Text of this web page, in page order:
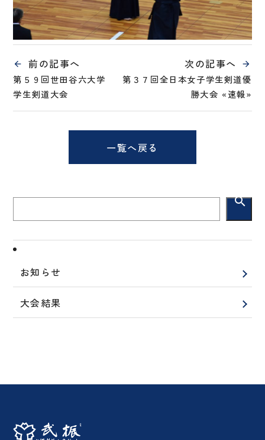
前の記事へ
第５９回世田谷六大学
学生剣道大会
次の記事へ
第３７回全日本女子学生剣道優
勝大会 «速報»
一覧へ戻る
search
お知らせ
大会結果